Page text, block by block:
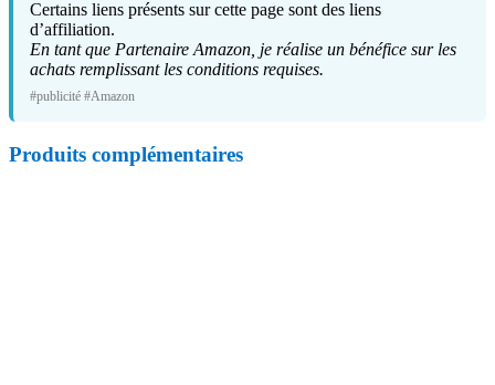
Certains liens présents sur cette page sont des liens
d’affiliation.
En tant que Partenaire Amazon, je réalise un bénéfice sur les
achats remplissant les conditions requises.
#publicité #Amazon
Produits complémentaires